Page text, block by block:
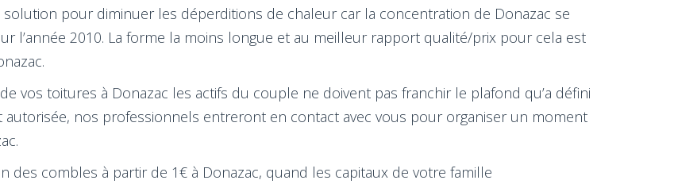
pour diminuer les déperditions de chaleur car la concentration de Donazac se
l’année 2010. La forme la moins longue et au meilleur rapport qualité/prix pour cela est
vos toitures à Donazac les actifs du couple ne doivent pas franchir le plafond qu’a défini
autorisée, nos professionnels entreront en contact avec vous pour organiser un moment
des combles à partir de 1€ à Donazac, quand les capitaux de votre famille